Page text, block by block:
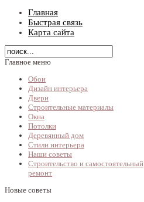
Главная
Быстрая связь
Карта сайта
Главное меню
Обои
Дизайн интерьера
Двери
Строительные материалы
Окна
Потолки
Деревянный дом
Стили интерьера
Наши советы
Строительство и самостоятельный
ремонт
Новые советы